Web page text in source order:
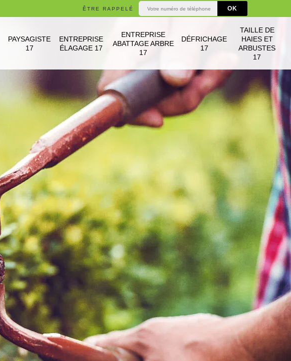
ÊTRE RAPPELÉ
PAYSAGISTE
17
ENTREPRISE
ÉLAGAGE 17
ENTREPRISE
ABATTAGE ARBRE
17
DÉFRICHAGE
17
TAILLE DE
HAIES ET
ARBUSTES
17